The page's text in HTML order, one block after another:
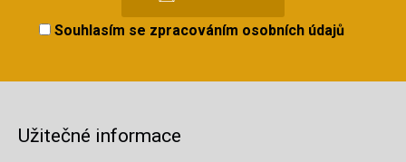
Souhlasím se zpracováním osobních údajů
Užitečné informace